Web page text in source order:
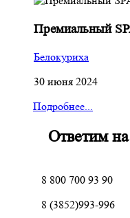
Премиальный
Белокуриха
30 июня 2024
Подробнее...
Ответим
8 800 700 93 90
8 (3852)993-996